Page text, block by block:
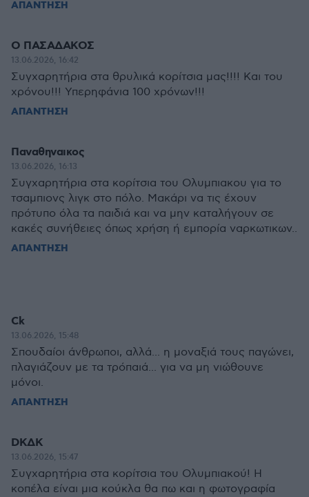
ΑΠΑΝΤΗΣΗ
Ο ΠΑΣΑΔΑΚΟΣ
13.06.2026, 16:42
Συγχαρητήρια στα θρυλικά κορίτσια μας!!!! Και του
χρόνου!!! Υπερηφάνια 100 χρόνων!!!
ΑΠΑΝΤΗΣΗ
Παναθηναικος
13.06.2026, 16:13
Συγχαρητήρια στα κορίτσια του Ολυμπιακου για το
τσαμπιονς λιγκ στο πόλο. Μακάρι να τις έχουν
πρότυπο όλα τα παιδιά και να μην καταλήγουν σε
κακές συνήθειες όπως χρήση ή εμπορία ναρκωτικων..
ΑΠΑΝΤΗΣΗ
Ck
13.06.2026, 15:48
Σπουδαίοι άνθρωποι, αλλά... η μοναξιά τους παγώνει,
πλαγιάζουν με τα τρόπαιά... για να μη νιώθουνε
μόνοι.
ΑΠΑΝΤΗΣΗ
DKΔΚ
13.06.2026, 15:47
Συγχαρητήρια στα κορίτσια του Ολυμπιακού! Η
κοπέλα είναι μια κούκλα θα πω και η φωτογραφία